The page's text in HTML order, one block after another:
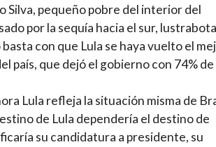
Silva, pequeño pobre del interior del
por la sequía hacia el sur,
con que Lula se haya vuelto el
país, que dejó el gobierno con 74% de
Lula refleja la situación misma de
de Lula dependería el destino de
su candidatura a presidente, su